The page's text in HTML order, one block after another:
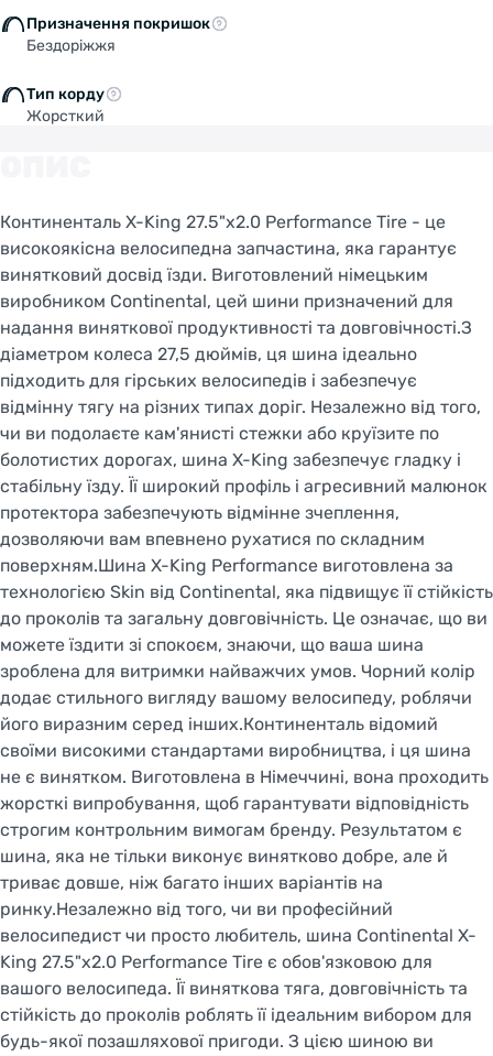
Призначення покришок
Бездоріжжя
Тип корду
Жорсткий
Континенталь X-King 27.5"x2.0 Performance Tire - це
високоякісна велосипедна запчастина, яка гарантує
винятковий досвід їзди. Виготовлений німецьким
виробником Continental, цей шини призначений для
надання виняткової продуктивності та довговічності.З
діаметром колеса 27,5 дюймів, ця шина ідеально
підходить для гірських велосипедів і забезпечує
відмінну тягу на різних типах доріг. Незалежно від того,
чи ви подолаєте кам'янисті стежки або круїзите по
болотистих дорогах, шина X-King забезпечує гладку і
стабільну їзду. Її широкий профіль і агресивний малюнок
протектора забезпечують відмінне зчеплення,
дозволяючи вам впевнено рухатися по складним
поверхням.Шина X-King Performance виготовлена за
технологією Skin від Continental, яка підвищує її стійкість
до проколів та загальну довговічність. Це означає, що ви
можете їздити зі спокоєм, знаючи, що ваша шина
зроблена для витримки найважчих умов. Чорний колір
додає стильного вигляду вашому велосипеду, роблячи
його виразним серед інших.Континенталь відомий
своїми високими стандартами виробництва, і ця шина
не є винятком. Виготовлена в Німеччині, вона проходить
жорсткі випробування, щоб гарантувати відповідність
строгим контрольним вимогам бренду. Результатом є
шина, яка не тільки виконує винятково добре, але й
триває довше, ніж багато інших варіантів на
ринку.Незалежно від того, чи ви професійний
велосипедист чи просто любитель, шина Continental X-
King 27.5"x2.0 Performance Tire є обов'язковою для
вашого велосипеда. Її виняткова тяга, довговічність та
стійкість до проколів роблять її ідеальним вибором для
будь-якої позашляхової пригоди. З цією шиною ви